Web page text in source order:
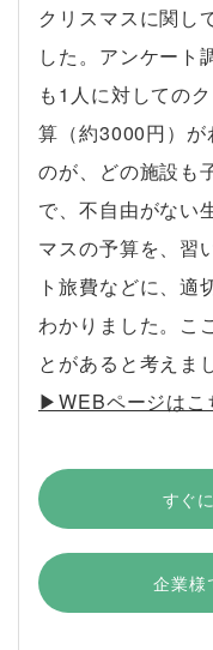
クリスマスに関し
した。アンケート
も1人に対しての
算（約3000円）が
のが、どの施設も
で、不自由がない
マスの予算を、習
ト旅費などに、適
わかりました。こ
とがあると考えま
▶︎WEBページはこ
すぐ
企業様